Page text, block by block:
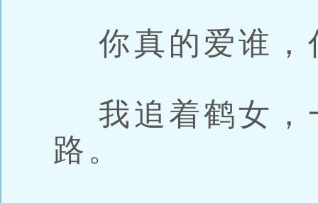
你真的爱谁，
我追着鹤女，
路。